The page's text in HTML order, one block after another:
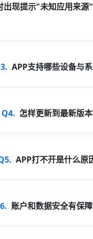
出现提示"未知应用来源
APP支持哪些设备与
Q4. 怎样更新到最新版
APP打不开是什么原
账户和数据安全有保